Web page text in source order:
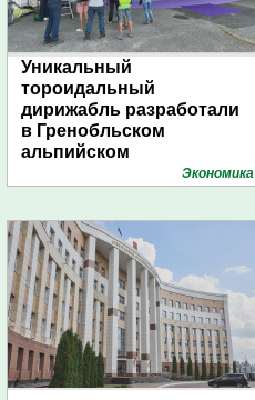
Уникальный
тороидальный
дирижабль разработали
в Гренобльском
альпийском
Экономика